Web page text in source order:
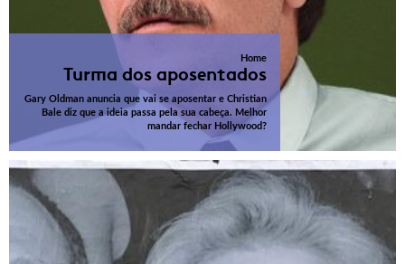
Home
Turma dos aposentados
Gary Oldman anuncia que vai se aposentar e Christian
Bale diz que a ideia passa pela sua cabeça. Melhor
mandar fechar Hollywood?